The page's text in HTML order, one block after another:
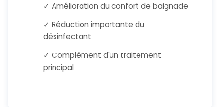
✓ Amélioration du confort de baignade
✓ Réduction importante du
désinfectant
✓ Complément d'un traitement
principal